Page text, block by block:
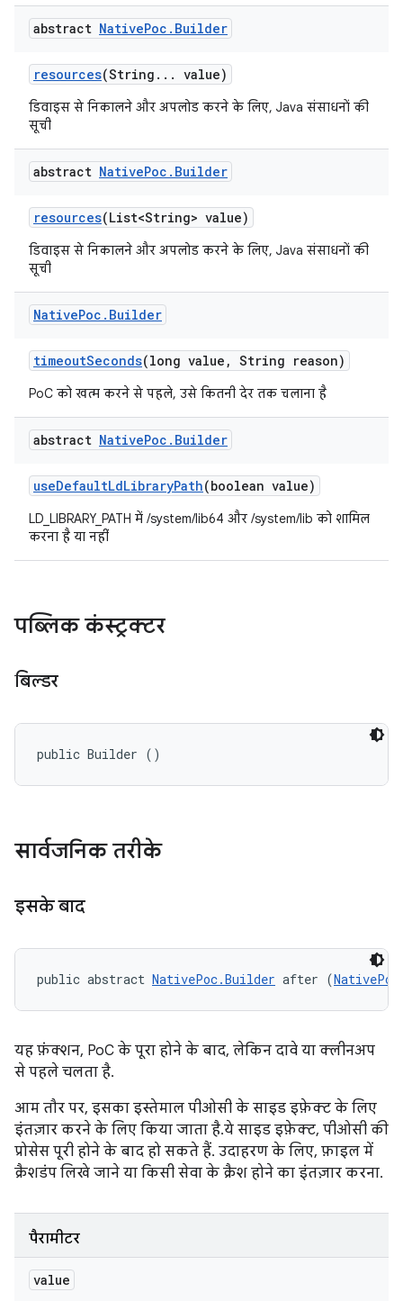
abstract NativePoc . Builder
resources(String . . . value)
डिवाइस से निकालने और अपलोड करने के लिए, Java संसाधनों की
सूची
abstract NativePoc . Builder
resources(List<String> value)
डिवाइस से निकालने और अपलोड करने के लिए, Java संसाधनों की
सूची
NativePoc . Builder
timeoutSeconds(long value , String reason)
PoC को खत्म करने से पहले, उसे कितनी देर तक चलाना है
abstract NativePoc . Builder
useDefaultLdLibraryPath(boolean value)
LD_LIBRARY_PATH में /system/lib64 और /system/lib को शामिल
करना है या नहीं
पब्लिक कंस्ट्रक्टर
बिल्डर
public Builder ()
सार्वजनिक तरीके
इसके बाद
public abstract NativePoc.Builder after (
यह फ़ंक्शन, PoC के पूरा होने के बाद, लेकिन दावे या क्लीनअप
से पहले चलता है.
आम तौर पर, इसका इस्तेमाल पीओसी के साइड इफ़ेक्ट के लिए
इंतज़ार करने के लिए किया जाता है.ये साइड इफ़ेक्ट, पीओसी की
प्रोसेस पूरी होने के बाद हो सकते हैं. उदाहरण के लिए, फ़ाइल में
क्रैशडंप लिखे जाने या किसी सेवा के क्रैश होने का इंतज़ार करना.
पैरामीटर
value